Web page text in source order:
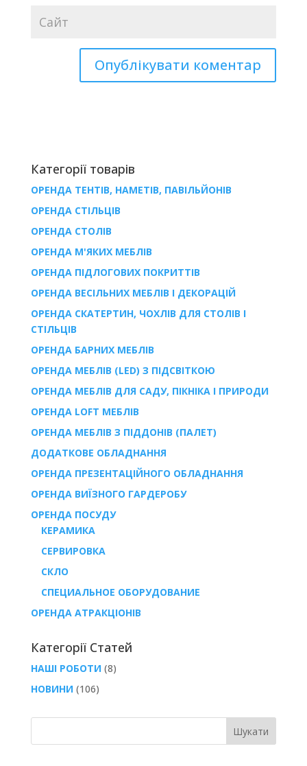
Категорії товарів
ОРЕНДА ТЕНТІВ, НАМЕТІВ, ПАВІЛЬЙОНІВ
ОРЕНДА СТІЛЬЦІВ
ОРЕНДА СТОЛІВ
ОРЕНДА М'ЯКИХ МЕБЛІВ
ОРЕНДА ПІДЛОГОВИХ ПОКРИТТІВ
ОРЕНДА ВЕСІЛЬНИХ МЕБЛІВ І ДЕКОРАЦІЙ
ОРЕНДА СКАТЕРТИН, ЧОХЛІВ ДЛЯ СТОЛІВ І
СТІЛЬЦІВ
ОРЕНДА БАРНИХ МЕБЛІВ
ОРЕНДА МЕБЛІВ (LED) З ПІДСВІТКОЮ
ОРЕНДА МЕБЛІВ ДЛЯ САДУ, ПІКНІКА І ПРИРОДИ
ОРЕНДА LOFT МЕБЛІВ
ОРЕНДА МЕБЛІВ З ПІДДОНІВ (ПАЛЕТ)
ДОДАТКОВЕ ОБЛАДНАННЯ
ОРЕНДА ПРЕЗЕНТАЦІЙНОГО ОБЛАДНАННЯ
ОРЕНДА ВИЇЗНОГО ГАРДЕРОБУ
ОРЕНДА ПОСУДУ
КЕРАМИКА
СЕРВИРОВКА
СКЛО
СПЕЦИАЛЬНОЕ ОБОРУДОВАНИЕ
ОРЕНДА АТРАКЦІОНІВ
Категорії Статей
НАШІ РОБОТИ(8)
НОВИНИ(106)